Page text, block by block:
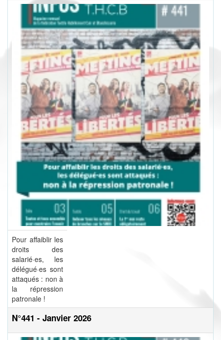
Pour affaiblir les
droits des
salarié·es, les
délégué·es sont
attaqués : non à
la répression
patronale !
N°441 - Janvier 2026